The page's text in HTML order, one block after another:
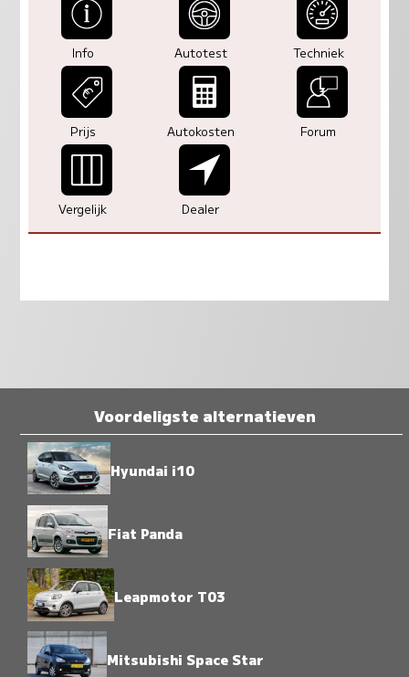
Info Autotest Techniek
Prijs Autokosten Forum
Vergelijk Dealer
Voordeligste alternatieven
Hyundai i10
Fiat Panda
Leapmotor T03
Mitsubishi Space Star